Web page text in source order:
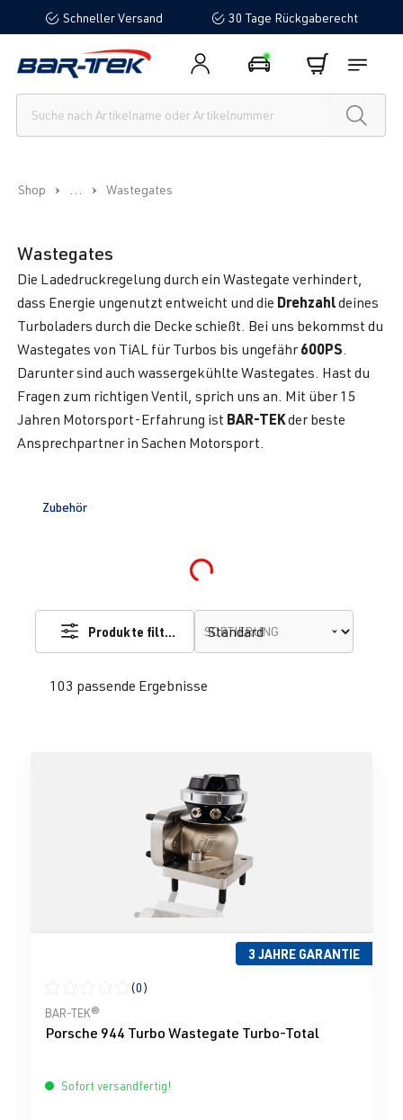
springenSchneller Versand 30 Tage Rückgaberecht
Shop ... Wastegates
Wastegates
Die Ladedruckregelung durch ein Wastegate verhindert,
dass Energie ungenutzt entweicht und die Drehzahldeines
Turboladers durch die Decke schießt. Bei uns bekommst du
Wastegates von TiAL für Turbos bis ungefähr600PS.
Darunter sind auch wassergekühlte Wastegates. Hast du
Fragen zum richtigen Ventil, sprich uns an. Mit über 15
Jahren Motorsport-Erfahrung ist BAR-TEKder beste
Ansprechpartner in Sachen Motorsport.
Zubehör
Loading...
103 passende Ergebnisse
Produkte filtern SORTIERUNG
3 JAHRE GARANTIE
Durchschnittliche Bewertung von 0 von 5 Sternen
(0)
BAR-TEK®
Porsche 944 Turbo Wastegate Turbo-Total
Sofort versandfertig!